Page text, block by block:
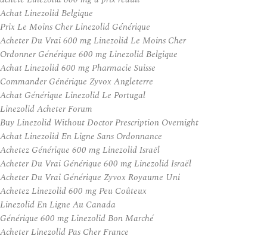
Achat Linezolid Belgique
Prix Le Moins Cher Linezolid Générique
Acheter Du Vrai 600 mg Linezolid Le Moins Cher
Ordonner Générique 600 mg Linezolid Belgique
Achat Linezolid 600 mg Pharmacie Suisse
Commander Générique Zyvox Angleterre
Achat Générique Linezolid Le Portugal
Linezolid Acheter Forum
Buy Linezolid Without Doctor Prescription Overnight
Achat Linezolid En Ligne Sans Ordonnance
Achetez Générique 600 mg Linezolid Israël
Acheter Du Vrai Générique 600 mg Linezolid Israël
Acheter Du Vrai Générique Zyvox Royaume Uni
Achetez Linezolid 600 mg Peu Coûteux
Linezolid En Ligne Au Canada
Générique 600 mg Linezolid Bon Marché
Acheter Linezolid Pas Cher France